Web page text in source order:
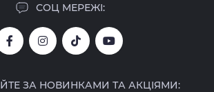
СОЦ МЕРЕЖІ:
ЗА НОВИНКАМИ ТА АКЦІЯМИ: